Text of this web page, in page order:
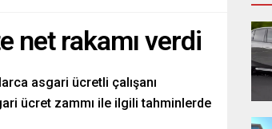
net rakamı verdi
asgari ücretli çalışanı
ücret zammı ile ilgili tahminlerde